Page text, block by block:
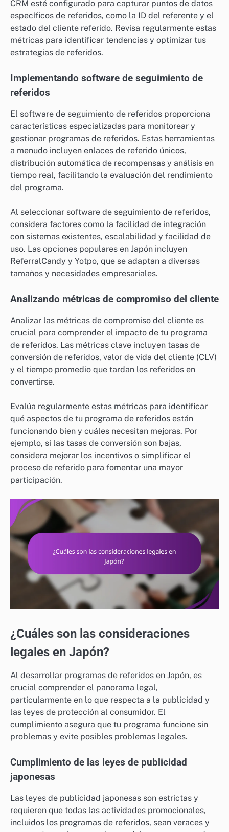
CRM esté configurado para capturar puntos de datos
específicos de referidos, como la ID del referente y el
estado del cliente referido. Revisa regularmente estas
métricas para identificar tendencias y optimizar tus
estrategias de referidos.
Implementando software de seguimiento de
referidos
El software de seguimiento de referidos proporciona
características especializadas para monitorear y
gestionar programas de referidos. Estas herramientas
a menudo incluyen enlaces de referido únicos,
distribución automática de recompensas y análisis en
tiempo real, facilitando la evaluación del rendimiento
del programa.
Al seleccionar software de seguimiento de referidos,
considera factores como la facilidad de integración
con sistemas existentes, escalabilidad y facilidad de
uso. Las opciones populares en Japón incluyen
ReferralCandy y Yotpo, que se adaptan a diversas
tamaños y necesidades empresariales.
Analizando métricas de compromiso del cliente
Analizar las métricas de compromiso del cliente es
crucial para comprender el impacto de tu programa
de referidos. Las métricas clave incluyen tasas de
conversión de referidos, valor de vida del cliente (CLV)
y el tiempo promedio que tardan los referidos en
convertirse.
Evalúa regularmente estas métricas para identificar
qué aspectos de tu programa de referidos están
funcionando bien y cuáles necesitan mejoras. Por
ejemplo, si las tasas de conversión son bajas,
considera mejorar los incentivos o simplificar el
proceso de referido para fomentar una mayor
participación.
¿Cuáles son las consideraciones
legales en Japón?
Al desarrollar programas de referidos en Japón, es
crucial comprender el panorama legal,
particularmente en lo que respecta a la publicidad y
las leyes de protección al consumidor. El
cumplimiento asegura que tu programa funcione sin
problemas y evite posibles problemas legales.
Cumplimiento de las leyes de publicidad
japonesas
Las leyes de publicidad japonesas son estrictas y
requieren que todas las actividades promocionales,
incluidos los programas de referidos, sean veraces y